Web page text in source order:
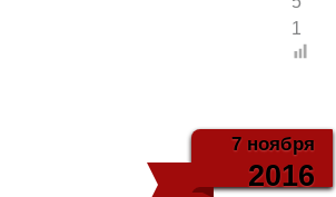
1
7 ноября
2016